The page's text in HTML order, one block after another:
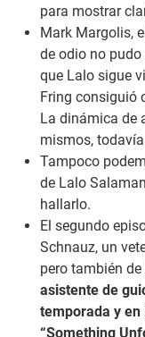
para mostrar
Mark Margolis,
de odio no
que Lalo sigue
Fring consiguió
La dinámica de
mismos,
Tampoco
de Lalo
hallarlo.
El segundo
Schnauz, un
pero también de
asistente de
temporada y
“Something